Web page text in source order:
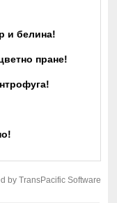
и белина!
пране!
by TransPacific Software